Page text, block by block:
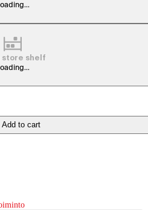
store shelf
Add to cart